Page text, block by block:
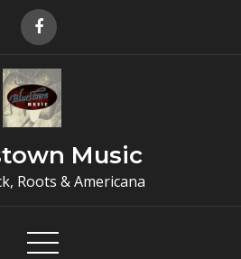
Music
Roots & Americana